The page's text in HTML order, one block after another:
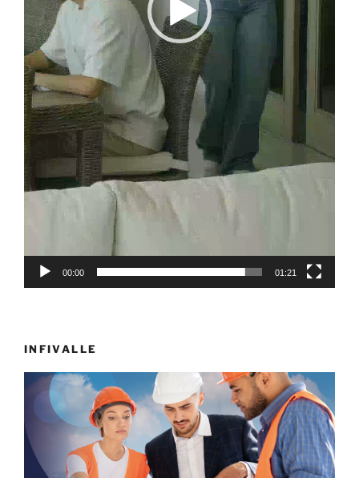
00:00 01:21
INFIVALLE